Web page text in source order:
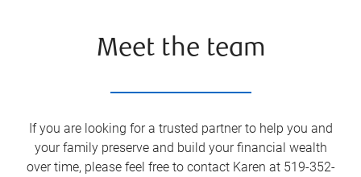
Meet the team
If you are looking for a trusted partner to help you and
your family preserve and build your financial wealth
over time, please feel free to contact Karen at 519-352-